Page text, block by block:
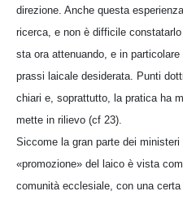
direzione. Anche questa
ricerca, e non è difficile
sta ora attenuando, e in
prassi laicale desiderata. Punti
chiari e, soprattutto, la pratica ha
mette in rilievo (cf 23).
Siccome la gran parte dei
«promozione» del laico è vista
comunità ecclesiale, con una